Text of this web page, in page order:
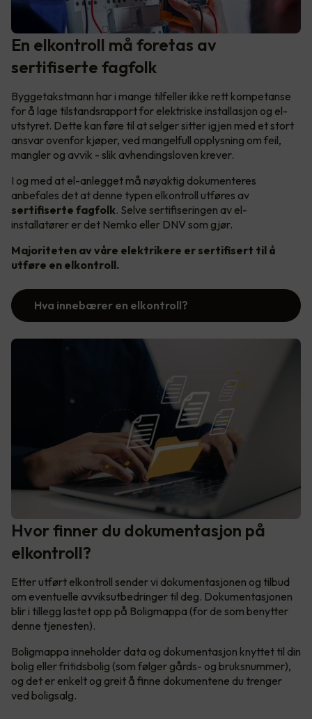
En elkontroll må foretas av
sertifiserte fagfolk
Byggetakstmann har i mange tilfeller ikke rett kompetanse
for å lage tilstandsrapport for elektriske installasjon og el-
utstyret. Dette kan føre til at selger sitter igjen med et stort
ansvar ovenfor kjøper, ved mangelfull opplysning om feil,
mangler og avvik - slik avhendingsloven krever.
I og med at el-anlegget må nøyaktig dokumenteres
anbefales det at denne typen elkontroll utføres av
sertifiserte fagfolk. Selve sertifiseringen av el-
installatører er det Nemko eller DNV som gjør.
Majoriteten av våre elektrikere er sertifisert til å
utføre en elkontroll.
Hva innebærer en elkontroll?
Hvor finner du dokumentasjon på
elkontroll?
Etter utført elkontroll sender vi dokumentasjonen og tilbud
om eventuelle avviksutbedringer til deg. Dokumentasjonen
blir i tillegg lastet opp på Boligmappa (for de som benytter
denne tjenesten).
Boligmappa inneholder data og dokumentasjon knyttet til din
bolig eller fritidsbolig (som følger gårds- og bruksnummer),
og det er enkelt og greit å finne dokumentene du trenger
ved boligsalg.